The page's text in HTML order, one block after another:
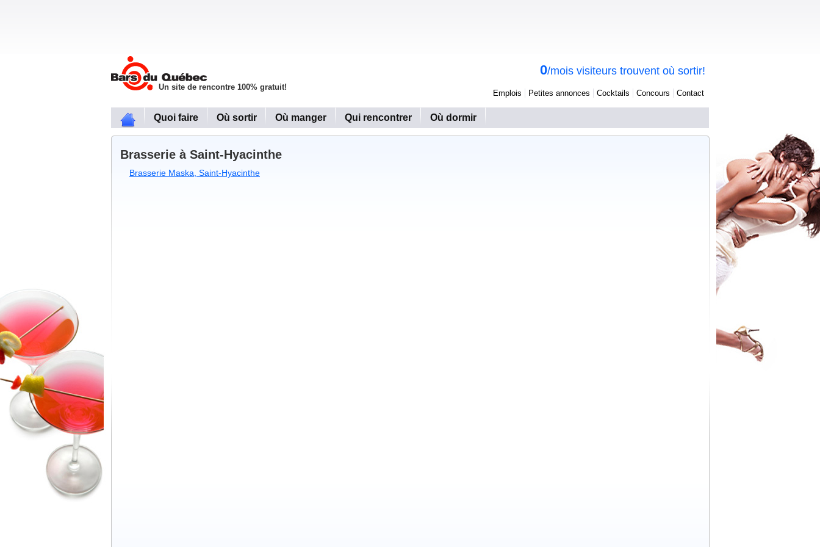
Un site de rencontre 100% gratuit!
0/mois visiteurs trouvent où sortir!
Emplois Petites annonces Cocktails Concours Contact
Quoi faire Où sortir Où manger Qui rencontrer Où dormir
Brasserie à Saint-Hyacinthe
Brasserie Maska, Saint-Hyacinthe